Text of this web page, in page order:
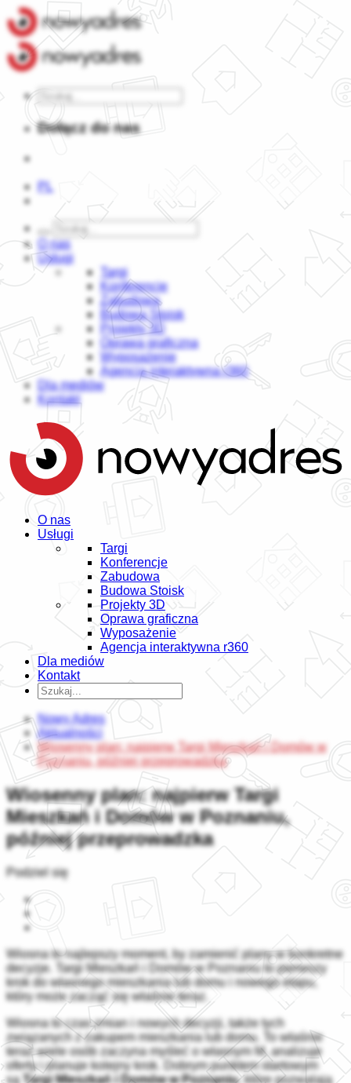
Dołącz do nas
PL
O nas
Usługi
Targi
Konferencje
Zabudowa
Budowa Stoisk
Projekty 3D
Oprawa graficzna
Wyposażenie
Agencja interaktywna r360
Dla mediów
Kontakt
O nas
Usługi
Targi
Konferencje
Zabudowa
Budowa Stoisk
Projekty 3D
Oprawa graficzna
Wyposażenie
Agencja interaktywna r360
Dla mediów
Kontakt
Nowy Adres
Aktualności
Wiosenny plan: najpierw Targi Mieszkań i Domów w
Poznaniu, później przeprowadzka
Wiosenny plan: najpierw Targi
Mieszkań i Domów w Poznaniu,
później przeprowadzka
Podziel się
Wiosna to najlepszy moment, by zamienić plany w konkretne
decyzje. Targi Mieszkań i Domów w Poznaniu to pierwszy
krok do własnego mieszkania lub domu i nowego etapu,
który może zacząć się właśnie teraz.
Wiosna to czas zmian i nowych decyzji, także tych
związanych z zakupem mieszkania lub domu. To właśnie
teraz wiele osób zaczyna myśleć o własnym M, analizuje
oferty i planuje kolejny krok. Dobrym punktem startowym
są Targi Mieszkań i Domów w Poznaniu, które pozwalają